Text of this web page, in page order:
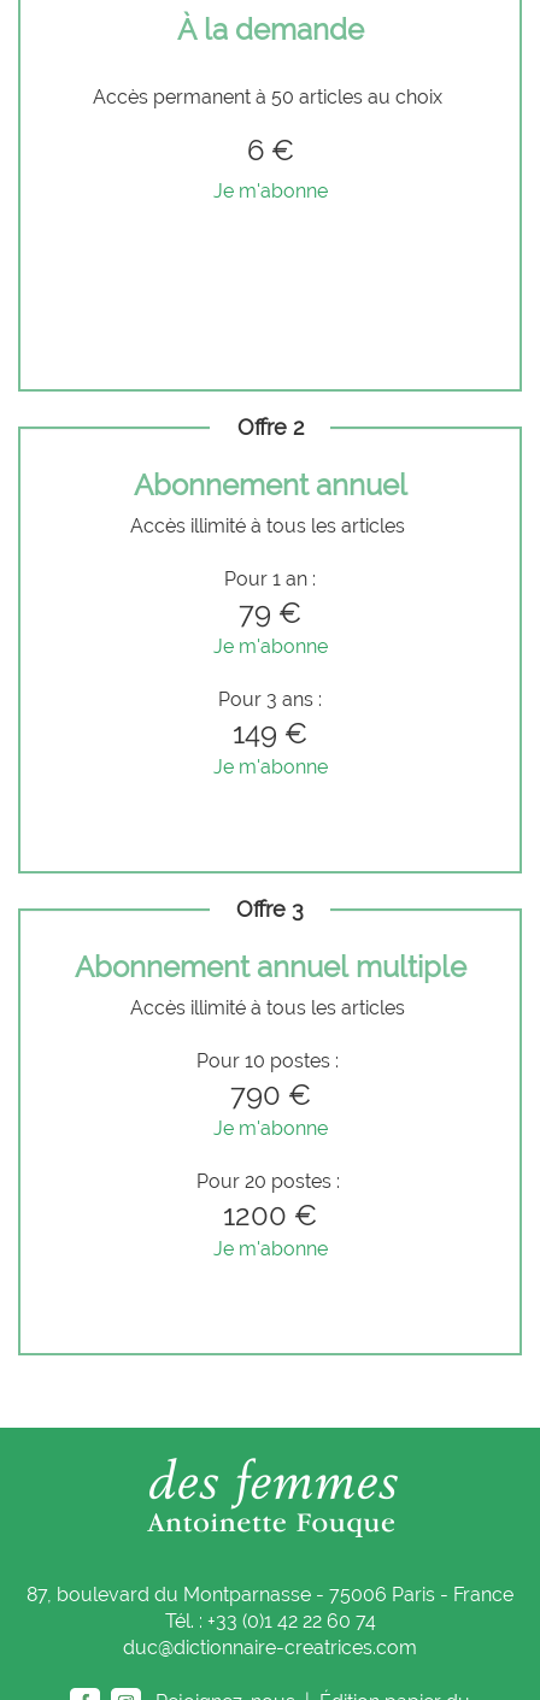
À la demande
Accès permanent à 50 articles au choix
6 €
Je m'abonne
Offre 2
Abonnement annuel
Accès illimité à tous les articles
Pour 1 an :
79 €
Je m'abonne
Pour 3 ans :
149 €
Je m'abonne
Offre 3
Abonnement annuel multiple
Accès illimité à tous les articles
Pour 10 postes :
790 €
Je m'abonne
Pour 20 postes :
1200 €
Je m'abonne
87, boulevard du Montparnasse - 75006 Paris - France
Tél. : +33 (0)1 42 22 60 74
duc@dictionnaire-creatrices.com